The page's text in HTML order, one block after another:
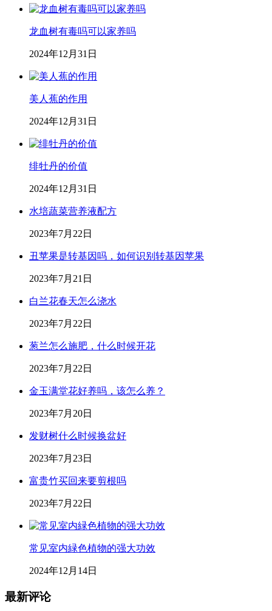
龙血树有毒吗可以家养吗
2024年12月31日
美人蕉的作用
2024年12月31日
绯牡丹的价值
2024年12月31日
水培蔬菜营养液配方
2023年7月22日
丑苹果是转基因吗，如何识别转基因苹果
2023年7月21日
白兰花春天怎么浇水
2023年7月22日
葱兰怎么施肥，什么时候开花
2023年7月22日
金玉满堂花好养吗，该怎么养？
2023年7月20日
发财树什么时候换盆好
2023年7月23日
富贵竹买回来要剪根吗
2023年7月22日
常见室内緑色植物的强大功效
2024年12月14日
最新评论